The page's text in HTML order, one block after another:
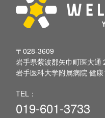
〒028-3609
岩手県紫波郡矢巾町医大通
岩手医科大学附属病院 健
TEL：
019-601-3733